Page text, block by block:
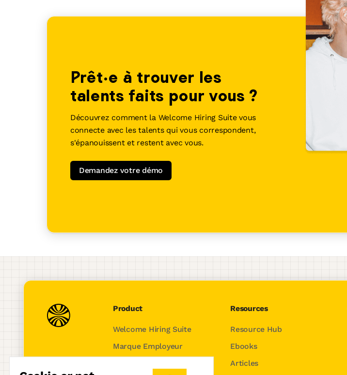
Prêt·e à trouver les
talents faits pour vous ?
Découvrez comment la Welcome Hiring Suite vous
connecte avec les talents qui vous correspondent,
s'épanouissent et restent avec vous.
Demandez votre démo
Product
Welcome Hiring Suite
Marque Employeur
Resources
Resource Hub
Ebooks
Articles